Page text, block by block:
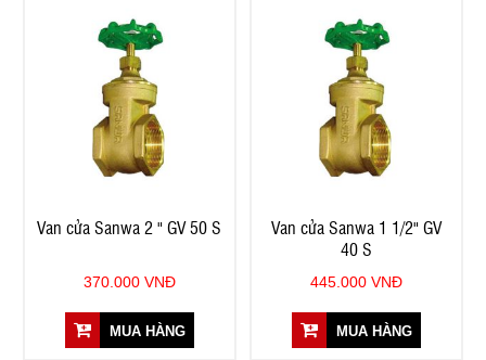
Van cửa Sanwa 2 " GV 50 S
370.000 VNĐ
MUA HÀNG
Van cửa Sanwa 1 1/2" GV
40 S
445.000 VNĐ
MUA HÀNG